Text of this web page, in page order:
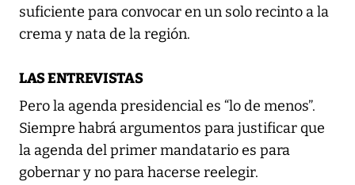
suficiente para convocar en un solo recinto a la
crema y nata de la región.
LAS ENTREVISTAS
Pero la agenda presidencial es “lo de menos”.
Siempre habrá argumentos para justificar que
la agenda del primer mandatario es para
gobernar y no para hacerse reelegir.